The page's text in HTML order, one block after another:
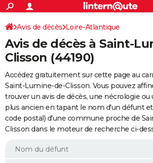
ACTUALITÉS
Politique
Société
Faits Divers
Education
Monde
Villes
+
SPORT
Coupe du monde 2026
Football
Tennis
Cyclisme
Rugby
Forum
CULTURE
FINANCE
Retraite
Impôts
Epargne
Immobilier
Risques naturels par ville
Banque
Assurance
Crédit
Essais
Réserver un essai
Citadines
Berlines
SUV
Forum auto
+
HIGH-TECH
Mobiles
Meilleur smartphone
Internet
Ordinateurs
Jeux vidéo
Guide high-tech
+
BRICOLAGE
Forum
Aménagement intérieur
Extérieur
Cuisine
Salle de bains
Jardinage
Rangement
WEEK-END
S'inscrire
Connexion
Avis de décès Loire-Atlantique
Avis de décès à Saint-
Clisson (44190)
Accédez gratuitement sur cette page au
Saint-Lumine-de-Clisson. Vous pouvez
trouver un avis de décès, une nécrologie ou
plus ancien en tapant le nom d'un défunt
code postal) d'une commune proche de
Clisson dans le moteur de recherche ci-